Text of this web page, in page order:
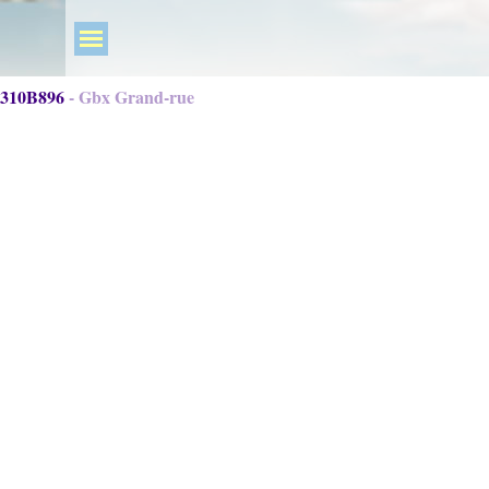
310B896 - Gbx Grand-rue